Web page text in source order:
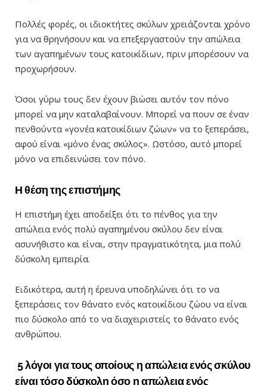
Πολλές φορές, οι ιδιοκτήτες σκύλων χρειάζονται χρόνο
για να θρηνήσουν και να επεξεργαστούν την απώλεια
των αγαπημένων τους κατοικίδιων, πριν μπορέσουν να
προχωρήσουν.
Όσοι γύρω τους δεν έχουν βιώσει αυτόν τον πόνο
μπορεί να μην καταλαβαίνουν. Μπορεί να πουν σε έναν
πενθούντα «γονέα κατοικίδιων ζώων» να το ξεπεράσει,
αφού είναι «μόνο ένας σκύλος». Ωστόσο, αυτό μπορεί
μόνο να επιδεινώσει τον πόνο.
Η θέση της επιστήμης
Η επιστήμη έχει αποδείξει ότι το πένθος για την
απώλεια ενός πολύ αγαπημένου σκύλου δεν είναι
ασυνήθιστο και είναι, στην πραγματικότητα, μια πολύ
δύσκολη εμπειρία.
Ειδικότερα, αυτή η έρευνα υποδηλώνει ότι το να
ξεπεράσεις τον θάνατο ενός κατοικίδιου ζώου να είναι
πιο δύσκολο από το να διαχειριστείς το θάνατο ενός
ανθρώπου.
5 λόγοι για τους οποίους η απώλεια ενός σκύλου
είναι τόσο δύσκολη όσο η απώλεια ενός